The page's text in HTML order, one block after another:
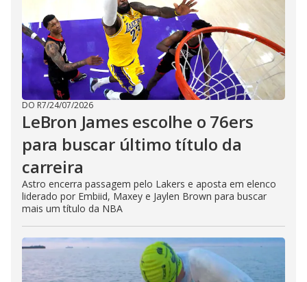
DO R7/24/07/2026
LeBron James escolhe o 76ers
para buscar último título da
carreira
Astro encerra passagem pelo Lakers e aposta em elenco
liderado por Embiid, Maxey e Jaylen Brown para buscar
mais um título da NBA